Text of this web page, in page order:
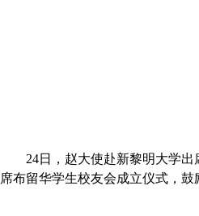
24日，赵大使赴新黎明大学
席布留华学生校友会成立仪式，